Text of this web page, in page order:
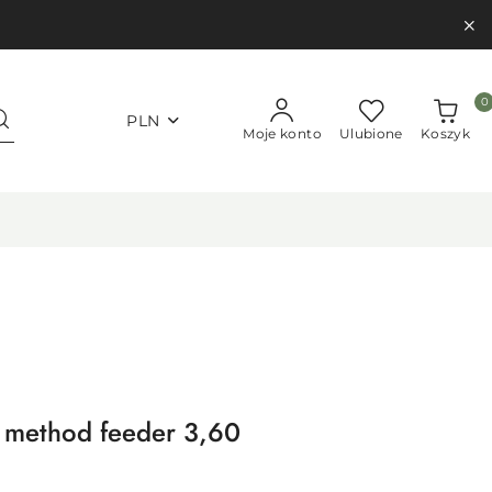
PLN
Moje konto Ulubione Koszyk
0
feeder 3,60